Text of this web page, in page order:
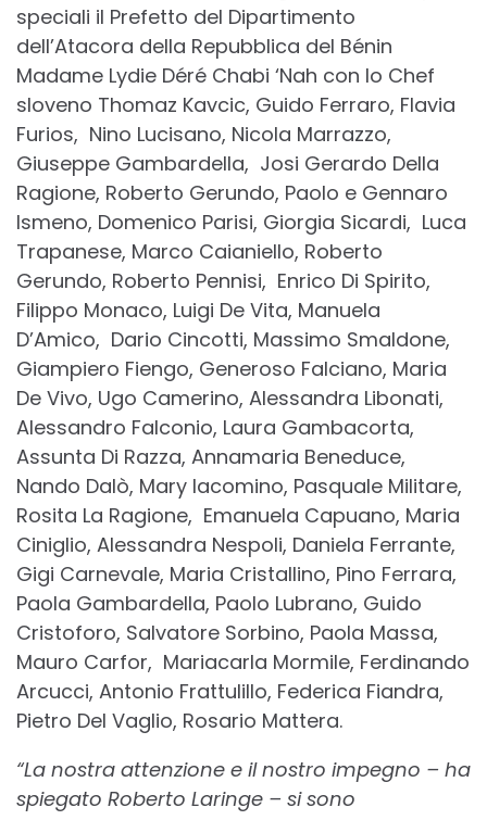
speciali il Prefetto del Dipartimento
dell’Atacora della Repubblica del Bénin
Madame Lydie Déré Chabi ‘Nah con lo Chef
sloveno Thomaz Kavcic, Guido Ferraro, Flavia
Furios, Nino Lucisano, Nicola Marrazzo,
Giuseppe Gambardella, Josi Gerardo Della
Ragione, Roberto Gerundo, Paolo e Gennaro
Ismeno, Domenico Parisi, Giorgia Sicardi, Luca
Trapanese, Marco Caianiello, Roberto
Gerundo, Roberto Pennisi, Enrico Di Spirito,
Filippo Monaco, Luigi De Vita, Manuela
D’Amico, Dario Cincotti, Massimo Smaldone,
Giampiero Fiengo, Generoso Falciano, Maria
De Vivo, Ugo Camerino, Alessandra Libonati,
Alessandro Falconio, Laura Gambacorta,
Assunta Di Razza, Annamaria Beneduce,
Nando Dalò, Mary Iacomino, Pasquale Militare,
Rosita La Ragione, Emanuela Capuano, Maria
Ciniglio, Alessandra Nespoli, Daniela Ferrante,
Gigi Carnevale, Maria Cristallino, Pino Ferrara,
Paola Gambardella, Paolo Lubrano, Guido
Cristoforo, Salvatore Sorbino, Paola Massa,
Mauro Carfor, Mariacarla Mormile, Ferdinando
Arcucci, Antonio Frattulillo, Federica Fiandra,
Pietro Del Vaglio, Rosario Mattera.
“La nostra attenzione e il nostro impegno – ha
spiegato Roberto Laringe – si sono